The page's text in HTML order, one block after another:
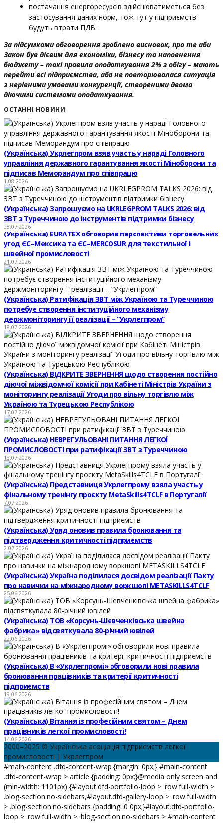
постачання енергоресурсів здійснюватиметься без
застосування даних норм, тож тут у підприємств
будуть втрати ПДВ.
За підсумками обговорення зроблено висновок, про те аби
Закон був дієвим для економіки, бізнесу та наповнення
бюджету – такі правила оподаткування 2% з обігу – мають
перейти всі підприємства, аби не повторювалася ситуація
з нерівними умовами конкуренції, створеними двома
діючими системами оподаткування.
ОСТАННІ НОВИНИ
(Українська) Укрлегпром взяв участь у нараді Головного
управління державного гарантування якості Міноборони та
підписав Меморандум про співпрацю
1.08.2026
(Українська) Запрошуємо на UKRLEGPROM TALKS 2026: від
ЗВТ з Туреччиною до інструментів підтримки бізнесу
28.07.2026
(Українська) EURATEX обговорив перспективи торговельних
угод ЄС–Мексика та ЄС–MERCOSUR для текстильної і
швейної промисловості
21.07.2026
(Українська) Ратифікація ЗВТ між Україною та Туреччиною
потребує створення інституційного механізму
держмоніторингу її реалізації – “Укрлегпром”
18.07.2026
(Українська) ВІДКРИТЕ ЗВЕРНЕННЯ щодо створення постійно
діючої міжвідомчої комісії при Кабінеті Міністрів України з
моніторингу реалізації Угоди про вільну торгівлю між
Україною та Турецькою Республікою
17.07.2026
(Українська) НЕВРЕГУЛЬОВАНІ ПИТАННЯ ЛЕГКОЇ
ПРОМИСЛОВОСТІ при ратифікації ЗВТ з Туреччиною
13.07.2026
(Українська) Представниця Укрлегпрому взяла участь у
фінальному тренінгу проєкту MetaSkills4TCLF в Португалії
7.07.2026
(Українська) Уряд оновив правила бронювання та
підтвердження критичності підприємств
2.07.2026
(Українська) Україна поділилася досвідом реалізації Пакту
про навички на міжнародному воркшопі METASKILLS4TCLF
25.06.2026
(Українська) ТОВ «Корсунь-Шевченківська швейна
фабрика» відсвяткувала 80-річний ювілей
22.06.2026
(Українська) В «Укрлегпромі» обговорили нові правила
бронювання працівників та критерії критичності
підприємств
19.06.2026
(Українська) Вітання із професійним святом – Днем
працівників легкої промисловості!
14.06.2026
2000–2025 © Українська асоціація підприємств легкої
промисловості | Укрлегпром
#main-content .dfd-content-wrap {margin: 0px;} #main-content
.dfd-content-wrap > article {padding: 0px;}@media only screen and
(min-width: 1101px) {#layout.dfd-portfolio-loop > .row.full-width >
.blog-section.no-sidebars,#layout.dfd-gallery-loop > .row.full-width
> .blog-section.no-sidebars {padding: 0 0px;}#layout.dfd-portfolio-
loop > .row.full-width > .blog-section.no-sidebars > #main-content